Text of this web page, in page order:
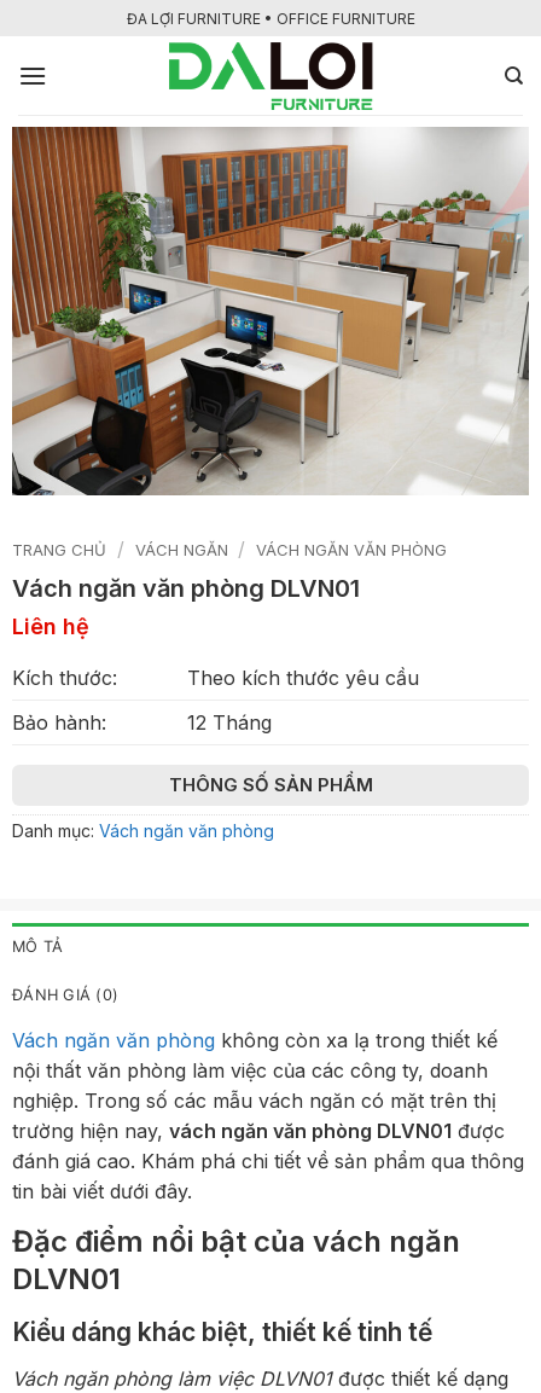
nội
ĐA LỢI FURNITURE • OFFICE FURNITURE
TRANG CHỦ / VÁCH NGĂN / VÁCH NGĂN VĂN PHÒNG
Vách ngăn văn phòng DLVN01
Liên hệ
Kích thước:
Theo kích thước yêu cầu
Bảo hành:
12 Tháng
THÔNG SỐ SẢN PHẨM
Danh mục: Vách ngăn văn phòng
MÔ TẢ
ĐÁNH GIÁ (0)
Vách ngăn văn phòng không còn xa lạ trong thiết kế
nội thất văn phòng làm việc của các công ty, doanh
nghiệp. Trong số các mẫu vách ngăn có mặt trên thị
trường hiện nay, vách ngăn văn phòng DLVN01 được
đánh giá cao. Khám phá chi tiết về sản phẩm qua thông
tin bài viết dưới đây.
Đặc điểm nổi bật của vách ngăn
DLVN01
Kiểu dáng khác biệt, thiết kế tinh tế
Vách ngăn phòng làm việc DLVN01 được thiết kế dạng